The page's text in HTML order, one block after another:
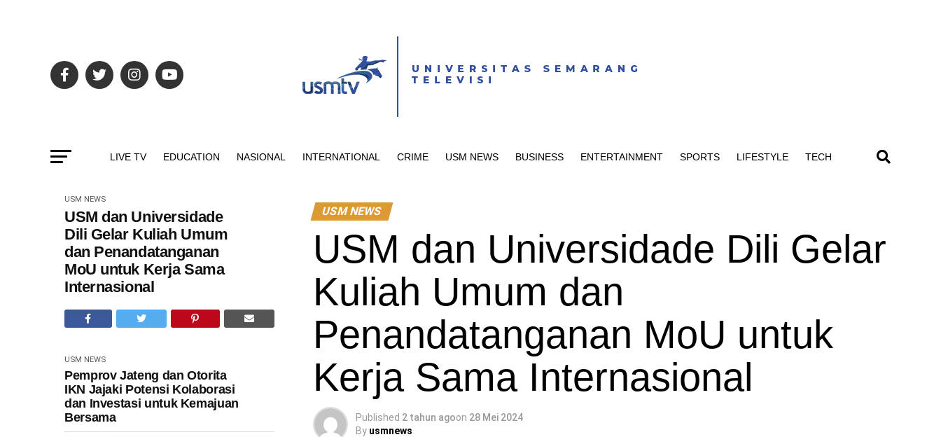
LIVE TV EDUCATION NASIONAL INTERNATIONAL CRIME USM NEWS BUSINESS ENTERTAINMENT SPORTS LIFESTYLE TECH
USM NEWS
USM dan Universidade
Dili Gelar Kuliah Umum
dan Penandatanganan
MoU untuk Kerja Sama
Internasional
USM NEWS
Pemprov Jateng dan Otorita
IKN Jajaki Potensi Kolaborasi
dan Investasi untuk Kemajuan
Bersama
USM NEWS
USM dan Universidade Dili Gelar
Kuliah Umum dan
Penandatanganan MoU untuk
Kerja Sama Internasional
Published 2 tahun agoon 28 Mei 2024
By usmnews